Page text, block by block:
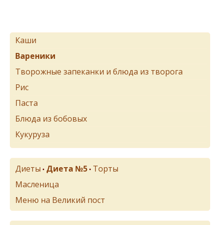
Каши
Вареники
Творожные запеканки и блюда из творога
Рис
Паста
Блюда из бобовых
Кукуруза
Диеты • Диета №5 • Торты
Масленица
Меню на Великий пост